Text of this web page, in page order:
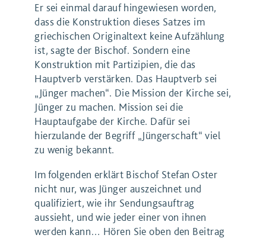
Er sei einmal darauf hingewiesen worden,
dass die Konstruktion dieses Satzes im
griechischen Originaltext keine Aufzählung
ist, sagte der Bischof. Sondern eine
Konstruktion mit Partizipien, die das
Hauptverb verstärken. Das Hauptverb sei
„Jünger machen“. Die Mission der Kirche sei,
Jünger zu machen. Mission sei die
Hauptaufgabe der Kirche. Dafür sei
hierzulande der Begriff „Jüngerschaft“ viel
zu wenig bekannt.
Im folgenden erklärt Bischof Stefan Oster
nicht nur, was Jünger auszeichnet und
qualifiziert, wie ihr Sendungsauftrag
aussieht, und wie jeder einer von ihnen
werden kann… Hören Sie oben den Beitrag